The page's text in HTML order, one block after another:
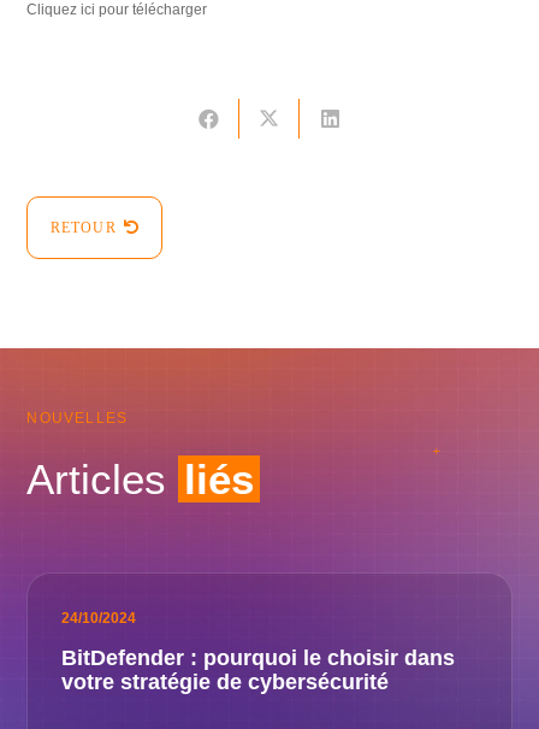
Cliquez ici pour télécharger
RETOUR
NOUVELLES
Articles liés
24/10/2024
BitDefender : pourquoi le choisir dans
votre stratégie de cybersécurité